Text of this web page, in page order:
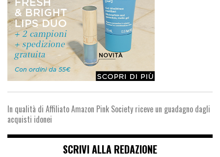
In qualità di Affiliato Amazon Pink Society riceve un guadagno dagli
acquisti idonei
SCRIVI ALLA REDAZIONE